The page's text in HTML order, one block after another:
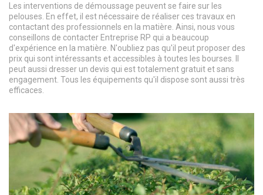
Les interventions de démoussage peuvent se faire sur les
pelouses. En effet, il est nécessaire de réaliser ces travaux en
contactant des professionnels en la matière. Ainsi, nous vous
conseillons de contacter Entreprise RP qui a beaucoup
d'expérience en la matière. N'oubliez pas qu'il peut proposer des
prix qui sont intéressants et accessibles à toutes les bourses. Il
peut aussi dresser un devis qui est totalement gratuit et sans
engagement. Tous les équipements qu'il dispose sont aussi très
efficaces.